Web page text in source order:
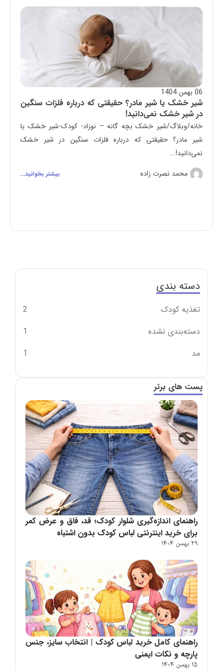
دسته بندی
تغذیه کودک
2
دسته‌بندی نشده
1
مد
1
پست های برتر
راهنمای اندازه‌گیری شلوار کودک؛ قد، فاق و عرض کمر
برای خرید اینترنتی لباس کودک بدون اشتباه
29 بهمن 1404
راهنمای کامل خرید لباس کودک | انتخاب سایز، جنس
پارچه و نکات ایمنی
15 بهمن 1404
06 بهمن 1404
شیر خشک یا شیر مادر؟ حقیقتی که درباره فلزات سنگین
در شیر خشک نمی‌دانید!
خانه/وبلاگ/شیر خشک بچه گانه – نوزاد- کودک-شیر خشک یا
شیر مادر؟ حقیقتی که درباره فلزات سنگین در شیر خشک
نمی‌دانید!...
محمد نصرت زاده
بیشتر بخوانید...